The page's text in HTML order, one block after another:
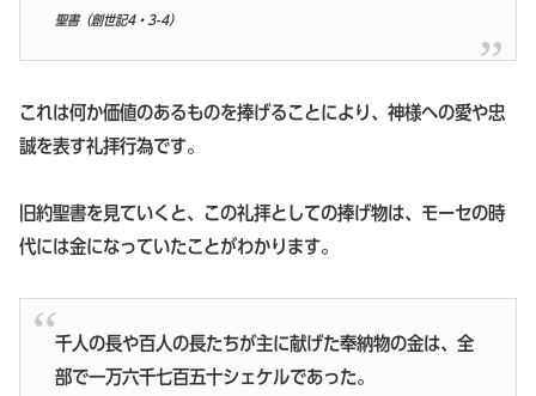
聖書（創世記4・3-4）
これは何か価値のあるものを捧げることにより、神様への愛や忠
誠を表す礼拝行為です。
旧約聖書を見ていくと、この礼拝としての捧げ物は、モーセの時
代には金になっていたことがわかります。
千人の長や百人の長たちが主に献げた奉納物の金は、全
部で一万六千七百五十シェケルであった。